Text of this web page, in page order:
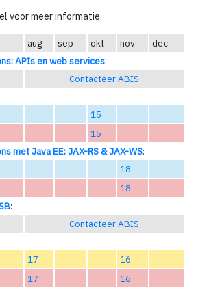
voor meer informatie.
aug sep okt nov
dec
APIs en web services:
Contacteer ABIS
15
15
met Java EE: JAX-RS & JAX-WS:
18
18
:
Contacteer ABIS
17
16
17 16